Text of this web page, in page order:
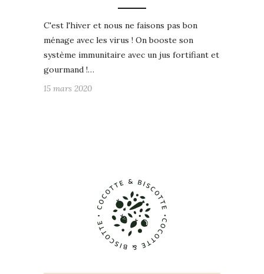
C'est l'hiver et nous ne faisons pas bon
ménage avec les virus ! On booste son
système immunitaire avec un jus fortifiant et
gourmand !…
15 mars 2020